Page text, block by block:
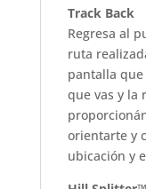
Track Back
Regresa al
ruta
pantalla
que vas y la
orientarte y
ubicación y